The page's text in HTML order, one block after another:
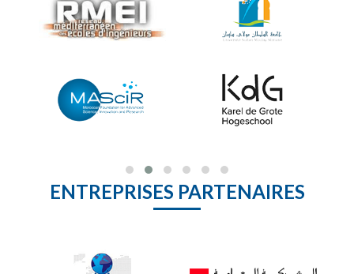
ENTREPRISES PARTENAIRES